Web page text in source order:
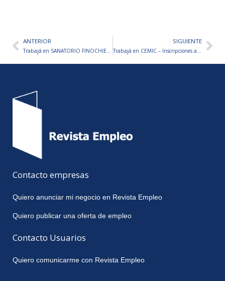
AntANTERIOR
Trabajá en SANATORIO FINOCHIETTO – Inscripciones abiertas
SIGUIENTE
Trabajá en CEMIC – Inscripciones abiertas
Contacto empresas
Quiero anunciar mi negocio en Revista Empleo
Quiero publicar una oferta de empleo
Contacto Usuarios
Quiero comunicarme con Revista Empleo